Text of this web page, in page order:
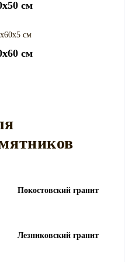
см
см
Покостовский гранит
Лезниковский гранит